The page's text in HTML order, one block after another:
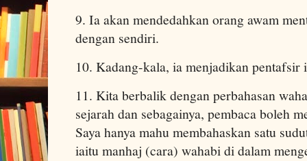
9. Ia akan mendedahkan orang awam
dengan sendiri.
10. Kadang-kala, ia menjadikan
11. Kita berbalik dengan perbahasan
sejarah dan sebagainya, pembaca boleh
Saya hanya mahu membahaskan satu
iaitu manhaj (cara) wahabi di dalam